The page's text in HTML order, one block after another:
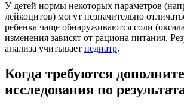
У детей нормы некоторых параметров
лейкоцитов) могут незначительно
ребенка чаще обнаруживаются соли
изменения зависят от рациона питания.
анализа учитывает педиатр.
Когда требуются
исследования по